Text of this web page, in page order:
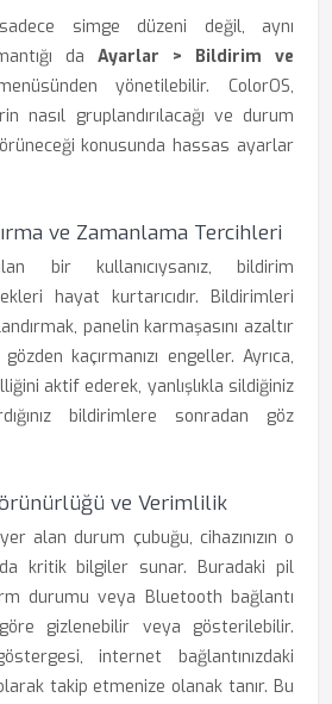
simge düzeni değil, aynı
da Ayarlar > Bildirim ve
yönetilebilir. ColorOS,
nasıl gruplandırılacağı ve durum
konusunda hassas ayarlar
ve Zamanlama Tercihleri
bir kullanıcıysanız, bildirim
hayat kurtarıcıdır. Bildirimleri
panelin karmaşasını azaltır
kaçırmanızı engeller. Ayrıca,
aktif ederek, yanlışlıkla sildiğiniz
bildirimlere sonradan göz
ve Verimlilik
alan durum çubuğu, cihazınızın o
kritik bilgiler sunar. Buradaki pil
durumu veya Bluetooth bağlantı
gizlenebilir veya gösterilebilir.
internet bağlantınızdaki
takip etmenize olanak tanır. Bu